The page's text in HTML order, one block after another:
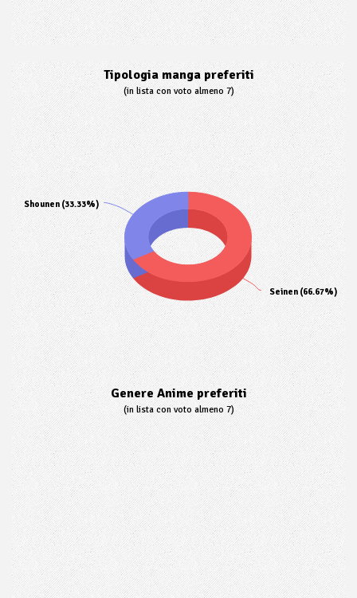
Tipologia manga preferiti
(in lista con voto almeno 7)
Seinen (66.67%)
Shounen (33.33%)
Genere Anime preferiti
(in lista con voto almeno 7)